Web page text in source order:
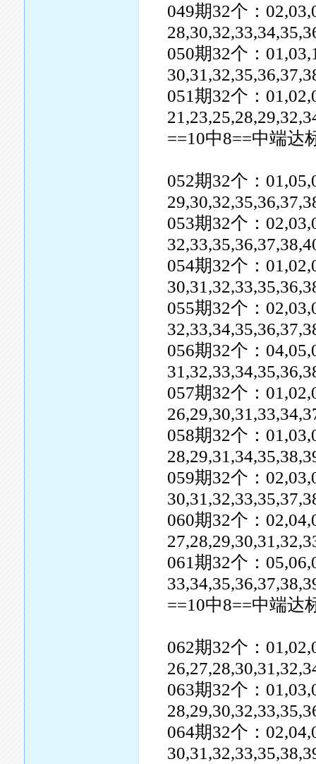
049期32个：
050期32个：
051期32个：
==10中8==中端达
052期32个：
053期32个：
054期32个：
055期32个：
056期32个：
057期32个：
058期32个：
059期32个：
060期32个：
061期32个：
==10中8==中端达
062期32个：
063期32个：
064期32个：